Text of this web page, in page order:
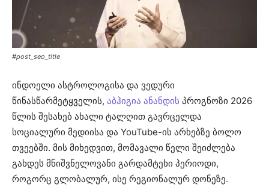
#post_seo_title
ინდოელი ასტროლოგისა და ვედური
წინასწარმეტყველის, აბჰიგია ანანდის პროგნოზი 2026
წლის შესახებ ახალი ტალღით გავრცელდა
სოციალური მედიისა და YouTube-ის არხებზე ბოლო
თვეებში. მის მიხედვით, მომავალი წელი შეიძლება
გახდეს მნიშვნელოვანი გარდამტეხი პერიოდი,
როგორც გლობალურ, ისე რეგიონალურ დონეზე.